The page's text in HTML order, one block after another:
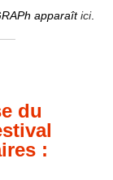
apparaîtici.
du
: